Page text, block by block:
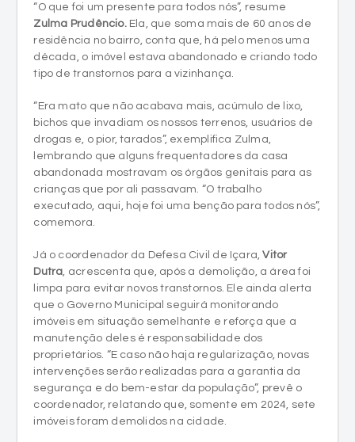
“O que foi um presente para todos nós”, resume
Zulma Prudêncio.Ela, que soma mais de 60 anos de
residência no bairro, conta que, há pelo menos uma
década, o imóvel estava abandonado e criando todo
tipo de transtornos para a vizinhança.
“Era mato que não acabava mais, acúmulo de lixo,
bichos que invadiam os nossos terrenos, usuários de
drogas e, o pior, tarados”, exemplifica Zulma,
lembrando que alguns frequentadores da casa
abandonada mostravam os órgãos genitais para as
crianças que por ali passavam. “O trabalho
executado, aqui, hoje foi uma benção para todos nós”,
comemora.
Já o coordenador da Defesa Civil de Içara,Vitor
Dutra , acrescenta que, após a demolição, a área foi
limpa para evitar novos transtornos. Ele ainda alerta
que o Governo Municipal seguirá monitorando
imóveis em situação semelhante e reforça que a
manutenção deles é responsabilidade dos
proprietários. “E caso não haja regularização, novas
intervenções serão realizadas para a garantia da
segurança e do bem-estar da população”, prevê o
coordenador, relatando que, somente em 2024, sete
imóveis foram demolidos na cidade.